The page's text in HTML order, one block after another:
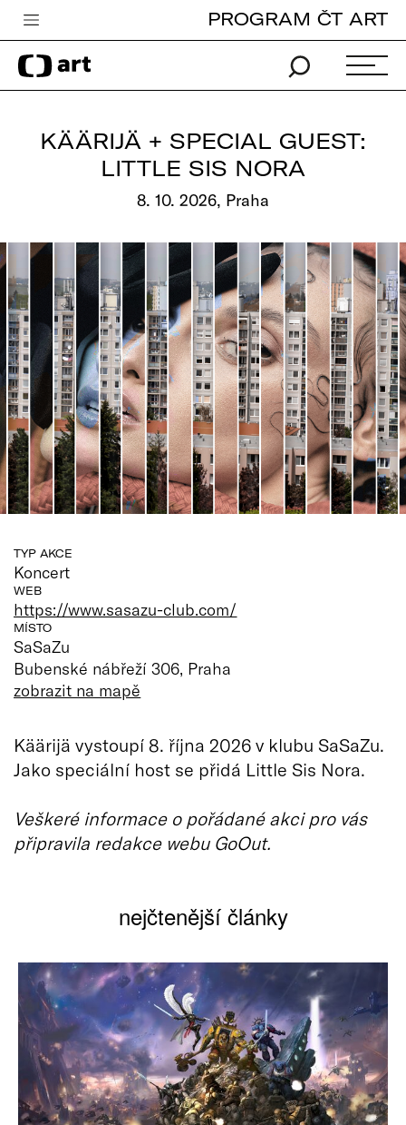
Česká televize
Zpravodajství
Vše o ČT
PROGRAM ČT ART
KÄÄRIJÄ + SPECIAL GUEST:
LITTLE SIS NORA
8. 10. 2026, Praha
TYP AKCE
Koncert
WEB
https://www.sasazu-club.com/
MÍSTO
SaSaZu
Bubenské nábřeží 306, Praha
zobrazit na mapě
Käärijä vystoupí 8. října 2026 v klubu SaSaZu.
Jako speciální host se přidá Little Sis Nora.
Veškeré informace o pořádané akci pro vás
připravila redakce webu GoOut.
nejčtenější články